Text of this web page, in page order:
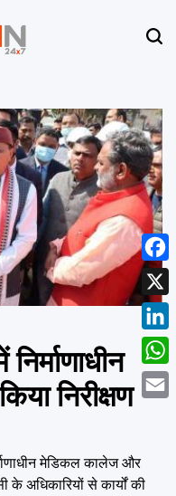
निरीक्षण
मेडिकल कालेज और
के अधिकारियों से कार्यों की
X